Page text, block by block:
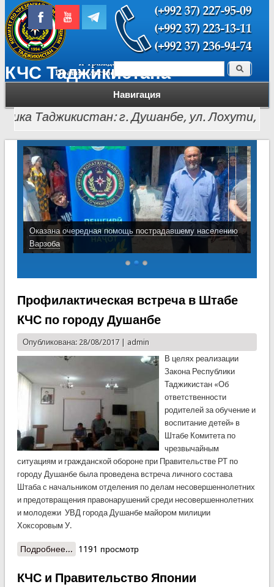
КЧС Таджикистана
Навигация
Форма поиска Поиск
Таджикистан: г. Душанбе, ул. Лохути, 26,
Оказана очередная помощь пострадавшему населению
Варзоба
Профилактическая встреча в Штабе
КЧС по городу Душанбе
Опубликована: 28/08/2017 | admin
В целях реализации
Закона Республики
Таджикистан «Об
ответственности
родителей за обучение и
воспитание детей» в
Штабе Комитета по
чрезвычайным
ситуациям и гражданской обороне при Правительстве РТ по
городу Душанбе была проведена встреча личного состава
Штаба с начальником отделения по делам несовершеннолетних
и предотвращения правонарушений среди несовершеннолетних
и молодежи УВД города Душанбе майором милиции
Хоксоровым У.
Подробнее... о Профилактическая встреча в Штабе КЧС по
1191 просмотр
КЧС и Правительство Японии